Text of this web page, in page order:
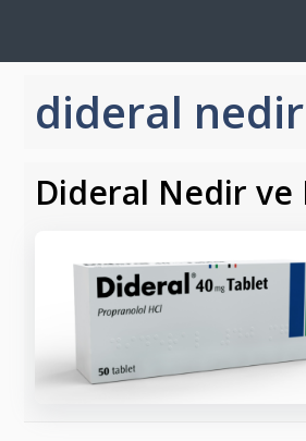
dideral nedir
Dideral Nedir ve